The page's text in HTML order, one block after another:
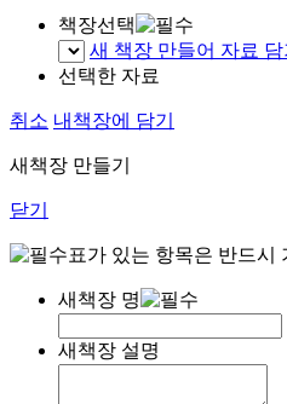
책장선택
새 책장 만들어 자료 담
선택한 자료
취소 내책장에 담기
새책장 만들기
닫기
표가 있는 항목은 반드시
새책장 명
새책장 설명